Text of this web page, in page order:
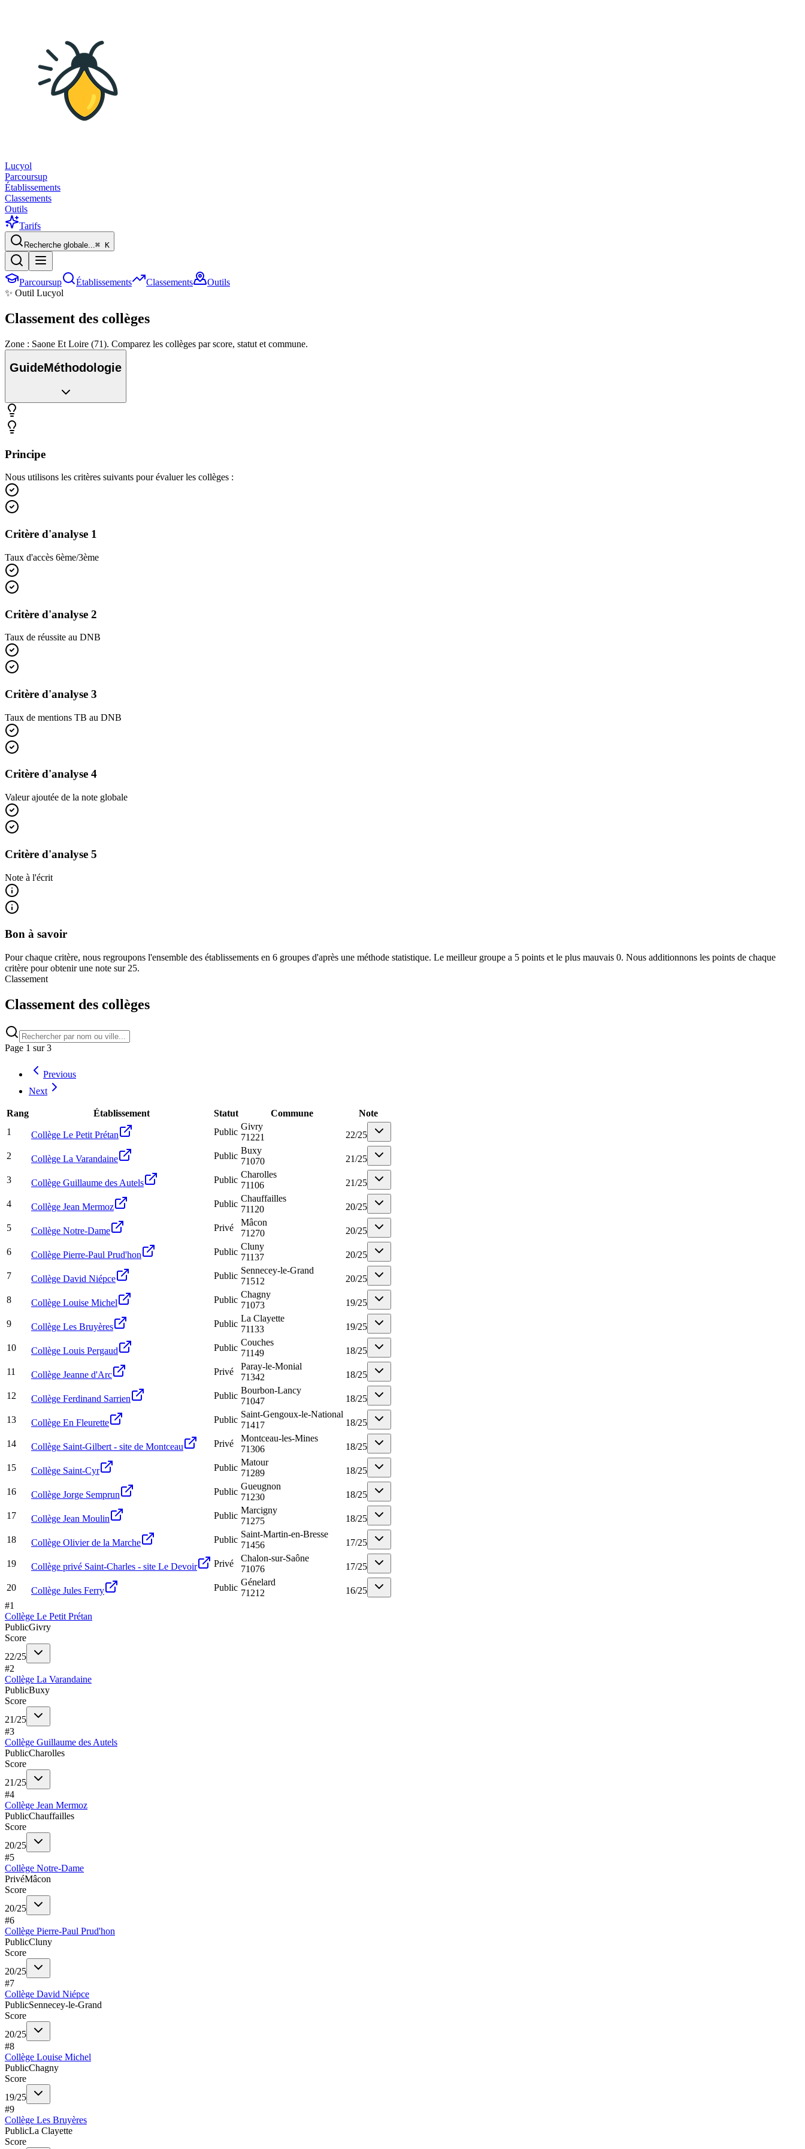
Lucyol
Parcoursup
Établissements
Classements
Outils
Tarifs
Recherche globale...⌘ K
Parcoursup Établissements Classements
Outils
✨ Outil Lucyol
Classement des collèges
Zone : Saone Et Loire (71). Comparez les collèges par score, statut et commune.
GuideMéthodologie
Principe
Nous utilisons les critères suivants pour évaluer les collèges :
Critère d'analyse 1
Taux d'accès 6ème/3ème
Critère d'analyse 2
Taux de réussite au DNB
Critère d'analyse 3
Taux de mentions TB au DNB
Critère d'analyse 4
Valeur ajoutée de la note globale
Critère d'analyse 5
Note à l'écrit
Bon à savoir
Pour chaque critère, nous regroupons l'ensemble des établissements en 6 groupes d'après une méthode statistique. Le meilleur groupe a 5 points et le plus mauvais 0. Nous additionnons les points de chaque
critère pour obtenir une note sur 25.
Classement
Classement des collèges
Page 1 sur3
Previous
Next
Rang Établissement Statut Commune
Note
1
Collège Le Petit Prétan Public
Givry
71221
22/25
2 Collège La Varandaine Public
Buxy
71070
21/25
3 Collège Guillaume des Autels Public
Charolles
71106
21/25
4 Collège Jean Mermoz Public
Chauffailles
71120
20/25
5 Collège Notre-Dame Privé
Mâcon
71270
20/25
6 Collège Pierre-Paul Prud'hon Public
Cluny
71137
20/25
7 Collège David Niépce Public
Sennecey-le-Grand
71512
20/25
8 Collège Louise Michel Public
Chagny
71073
19/25
9 Collège Les Bruyères Public
La Clayette
71133
19/25
10 Collège Louis Pergaud Public
Couches
71149
18/25
11 Collège Jeanne d'Arc Privé
Paray-le-Monial
71342
18/25
12 Collège Ferdinand Sarrien Public
Bourbon-Lancy
71047
18/25
13 Collège En Fleurette Public
Saint-Gengoux-le-National
71417
18/25
14 Collège Saint-Gilbert - site de Montceau Privé
Montceau-les-Mines
71306
18/25
15 Collège Saint-Cyr Public
Matour
71289
18/25
16 Collège Jorge Semprun Public
Gueugnon
71230
18/25
17 Collège Jean Moulin Public
Marcigny
71275
18/25
18 Collège Olivier de la Marche Public
Saint-Martin-en-Bresse
71456
17/25
19 Collège privé Saint-Charles - site Le Devoir Privé
Chalon-sur-Saône
71076
17/25
20 Collège Jules Ferry Public
Génelard
71212
16/25
#1
Collège Le Petit Prétan
PublicGivry
Score
22/25
#2
Collège La Varandaine
PublicBuxy
Score
21/25
#3
Collège Guillaume des Autels
PublicCharolles
Score
21/25
#4
Collège Jean Mermoz
PublicChauffailles
Score
20/25
#5
Collège Notre-Dame
PrivéMâcon
Score
20/25
#6
Collège Pierre-Paul Prud'hon
PublicCluny
Score
20/25
#7
Collège David Niépce
PublicSennecey-le-Grand
Score
20/25
#8
Collège Louise Michel
PublicChagny
Score
19/25
#9
Collège Les Bruyères
PublicLa Clayette
Score